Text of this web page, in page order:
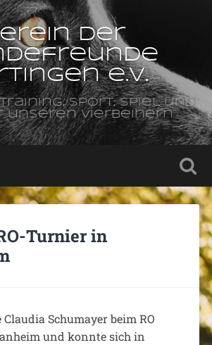
der
e.V.
Sport, Spiel und
unseren Vierbeinern
Turnier in
Schumayer beim RO
und konnte sich in